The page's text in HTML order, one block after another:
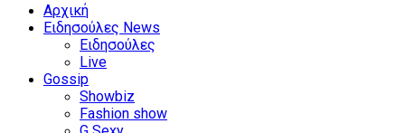
Αρχική
Ειδησούλες News
Ειδησούλες
Live
Gossip
Showbiz
Fashion show